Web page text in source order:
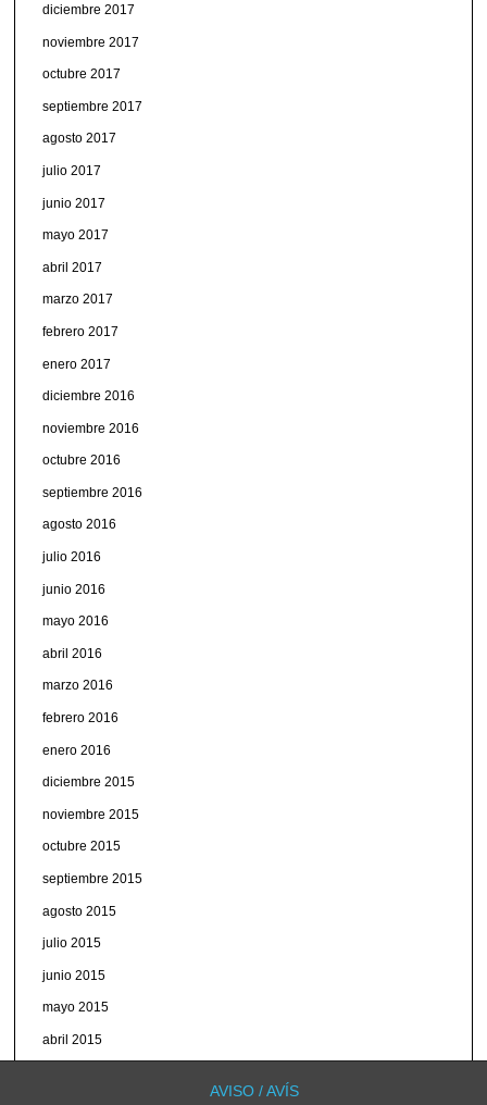
diciembre 2017
noviembre 2017
octubre 2017
septiembre 2017
agosto 2017
julio 2017
junio 2017
mayo 2017
abril 2017
marzo 2017
febrero 2017
enero 2017
diciembre 2016
noviembre 2016
octubre 2016
septiembre 2016
agosto 2016
julio 2016
junio 2016
mayo 2016
abril 2016
marzo 2016
febrero 2016
enero 2016
diciembre 2015
noviembre 2015
octubre 2015
septiembre 2015
agosto 2015
julio 2015
junio 2015
mayo 2015
abril 2015
AVISO / AVÍS